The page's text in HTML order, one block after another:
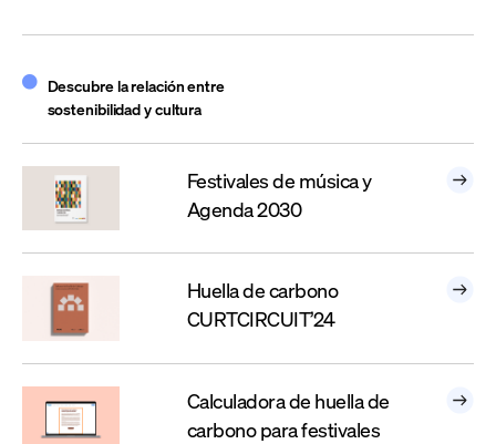
Descubre la relación entre
sostenibilidad y cultura
Festivales de música y
Agenda 2030
Huella de carbono
CURTCIRCUIT’24
Calculadora de huella de
carbono para festivales